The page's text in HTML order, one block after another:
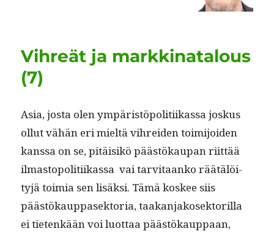
Vihreät ja markkinatalous
(7)
Asia, jos­ta olen ympäristöpoli­ti­ikas­sa joskus
ollut vähän eri mieltä vihrei­den toim­i­joiden
kanssa on se, pitäisikö päästökau­pan riit­tää
ilmastopoli­ti­ikas­sa vai tarvi­taanko räätälöi­
tyjä toimia sen lisäk­si. Tämä kos­kee siis
päästökaup­pasek­to­ria, taakan­jakosek­to­ril­la
ei tietenkään voi luot­taa päästökaup­paan,